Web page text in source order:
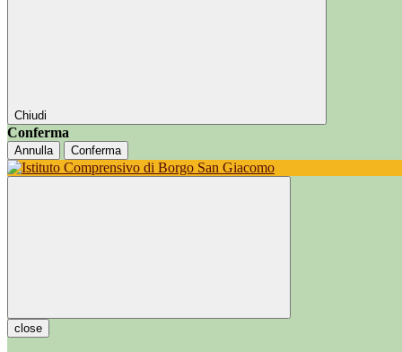
Chiudi
Conferma
Annulla Conferma
close